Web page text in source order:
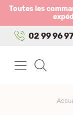
Toutes les
02 99 96
Panneau de